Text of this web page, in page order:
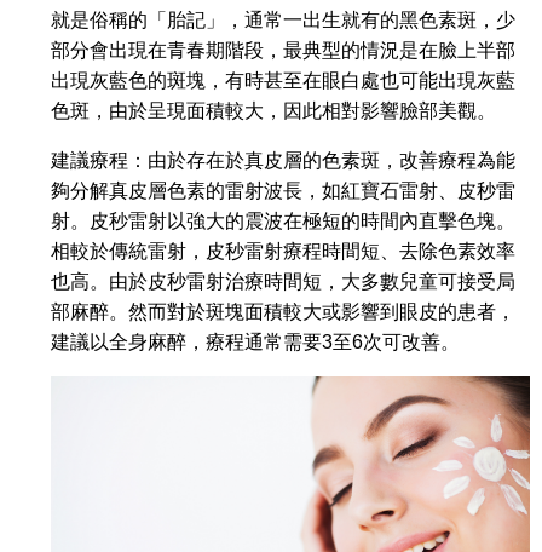
就是俗稱的「胎記」，通常一出生就有的黑色素斑，少
部分會出現在青春期階段，最典型的情況是在臉上半部
出現灰藍色的斑塊，有時甚至在眼白處也可能出現灰藍
色斑，由於呈現面積較大，因此相對影響臉部美觀。
建議療程：由於存在於真皮層的色素斑，改善療程為能
夠分解真皮層色素的雷射波長，如紅寶石雷射、皮秒雷
射。皮秒雷射以強大的震波在極短的時間內直擊色塊。
相較於傳統雷射，皮秒雷射療程時間短、去除色素效率
也高。由於皮秒雷射治療時間短，大多數兒童可接受局
部麻醉。然而對於斑塊面積較大或影響到眼皮的患者，
建議以全身麻醉，療程通常需要3至6次可改善。